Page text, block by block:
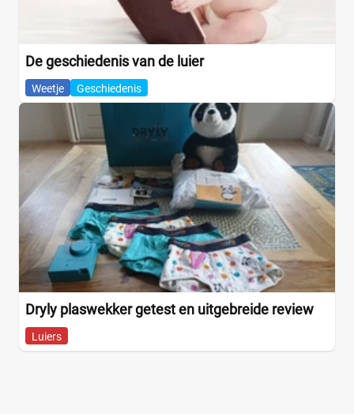
De geschiedenis van de luier
Weetje Geschiedenis
Dryly plaswekker getest en uitgebreide review
Luiers